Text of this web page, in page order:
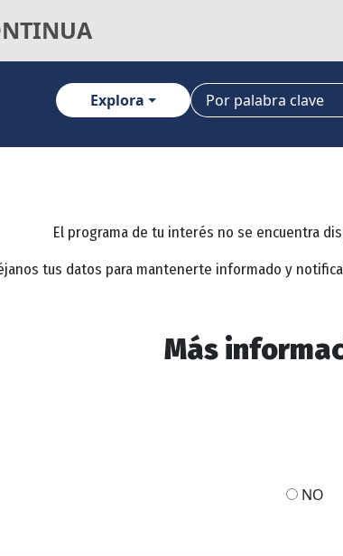
Explora
El programa de tu interés no se encuentra
tus datos para mantenerte informado y
Más
NO